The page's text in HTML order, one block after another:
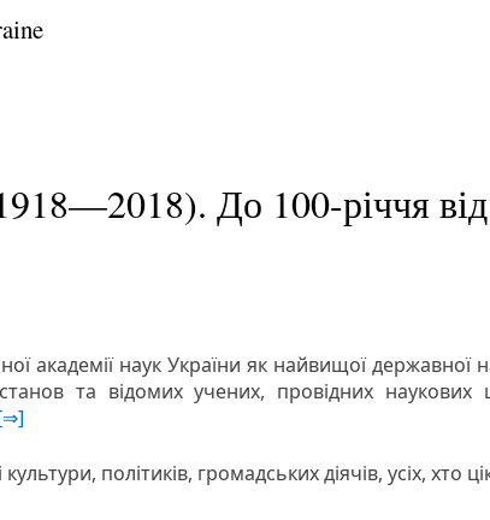
До 100-річчя
наук України як найвищої державної
та відомих учених, провідних
політиків, громадських діячів, усіх, хто